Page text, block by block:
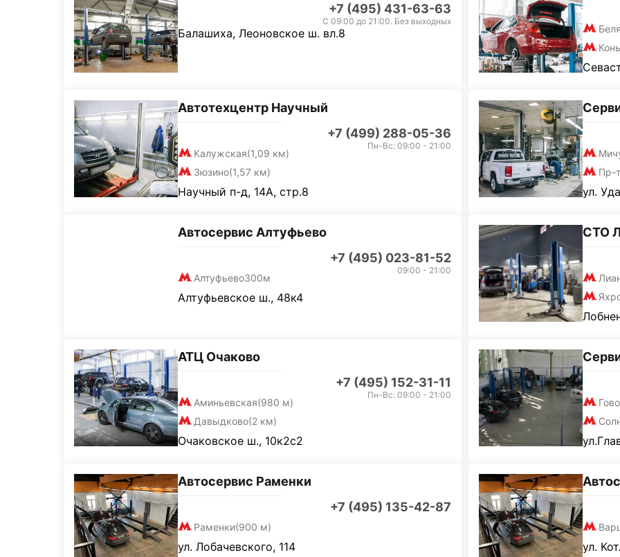
+7 (495) 431-63-63
С 09:00 до 21:00. Без выходных
Балашиха, Леоновское ш. вл.8
Автотехцентр Научный
+7 (499) 288-05-36
Калужская(1,09 км)
Зюзино(1,57 км)
Пн-Вс: 09:00 - 21:00
Научный п-д, 14А, стр.8
Пр-
ул.
Автосервис Алтуфьево
+7 (495) 023-81-52
Алтуфьево300м
09:00 - 21:00
Алтуфьевское ш., 48к4
СТО
АТЦ Очаково
+7 (495) 152-31-11
Аминьевская(980 м)
Давыдково(2 км)
Пн-Вс: 09:00 - 21:00
Очаковское ш., 10к2с2
Автосервис Раменки
+7 (495) 135-42-87
Раменки(900 м)
ул. Лобачевского, 114 ул.